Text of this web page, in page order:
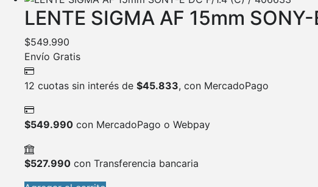
LENTE SIGMA AF 15mm
$549.990
Envío Gratis
12 cuotas sin interés de $45.833, con MercadoPago
$549.990 con MercadoPago o Webpay
$527.990 con Transferencia bancaria